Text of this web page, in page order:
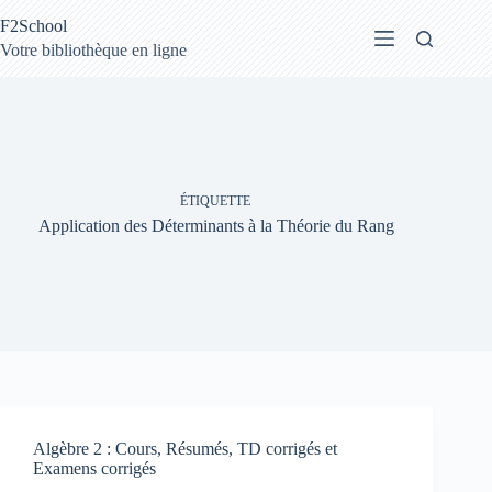
au
contenu
F2School
Votre bibliothèque en ligne
ÉTIQUETTE
Application des Déterminants à la Théorie du Rang
Algèbre 2 : Cours, Résumés, TD corrigés et
Examens corrigés